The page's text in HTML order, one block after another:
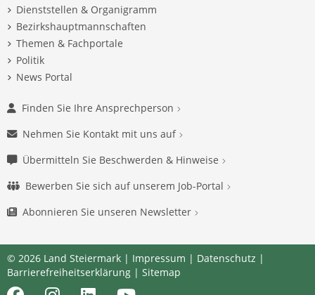
Dienststellen & Organigramm
Bezirkshauptmannschaften
Themen & Fachportale
Politik
News Portal
Finden Sie Ihre Ansprechperson
Nehmen Sie Kontakt mit uns auf
Übermitteln Sie Beschwerden & Hinweise
Bewerben Sie sich auf unserem Job-Portal
Abonnieren Sie unseren Newsletter
© 2026 Land Steiermark | Impressum | Datenschutz |
Barrierefreiheitserklärung | Sitemap